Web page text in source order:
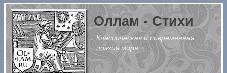
Перейти к основному содержанию
Оллам - Стихи
Классическая и современная
поэзия мира